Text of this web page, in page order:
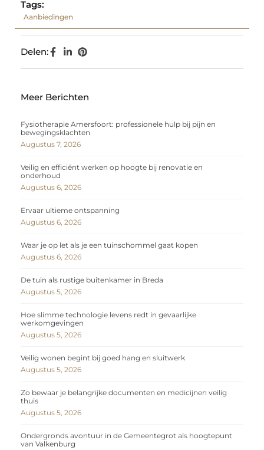
Tags:
Aanbiedingen
Delen:
Meer Berichten
Fysiotherapie Amersfoort: professionele hulp bij pijn en
bewegingsklachten
Augustus 7, 2026
Veilig en efficiënt werken op hoogte bij renovatie en
onderhoud
Augustus 6, 2026
Ervaar ultieme ontspanning
Augustus 6, 2026
Waar je op let als je een tuinschommel gaat kopen
Augustus 6, 2026
De tuin als rustige buitenkamer in Breda
Augustus 5, 2026
Hoe slimme technologie levens redt in gevaarlijke
werkomgevingen
Augustus 5, 2026
Veilig wonen begint bij goed hang en sluitwerk
Augustus 5, 2026
Zo bewaar je belangrijke documenten en medicijnen veilig
thuis
Augustus 5, 2026
Ondergronds avontuur in de Gemeentegrot als hoogtepunt
van Valkenburg